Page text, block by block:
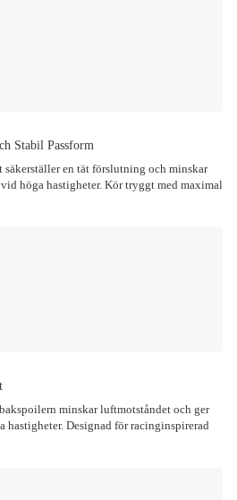
Stabil Passform
en tät förslutning och minskar
höga hastigheter. Kör tryggt med maximal
minskar luftmotståndet och ger
hastigheter. Designad för racinginspirerad